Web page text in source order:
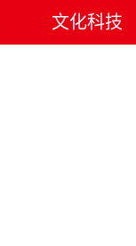
文化科技